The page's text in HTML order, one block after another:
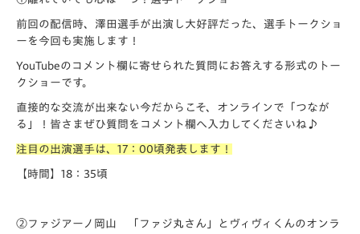
前回の配信時、澤田選手が出演し大好評だった、選手トークショ
ーを今回も実施します！
YouTubeのコメント欄に寄せられた質問にお答えする形式のトー
クショーです。
直接的な交流が出来ない今だからこそ、オンラインで「つなが
る」！皆さまぜひ質問をコメント欄へ入力してくださいね♪
注目の出演選手は、17：00頃発表します！
【時間】18：35頃
②ファジアーノ岡山 「ファジ丸さん」とヴィヴィくんのオンラ